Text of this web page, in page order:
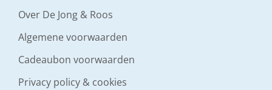
Over De Jong & Roos
Algemene voorwaarden
Cadeaubon voorwaarden
Privacy policy & cookies